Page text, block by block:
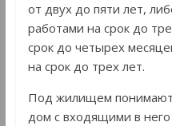
от двух до пяти лет,
работами на срок до
срок до четырех
на срок до трех лет.
Под жилищем
дом с входящими в